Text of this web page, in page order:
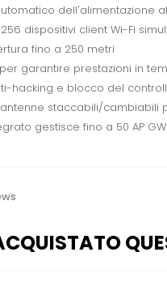
dell'alimentazione
dispositivi client Wi-Fi
fino a 250 metri
garantire prestazioni in
hacking e blocco del
antenne staccabili/cambiabili
gestisce fino a 50 AP